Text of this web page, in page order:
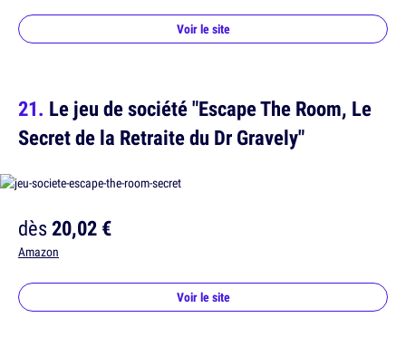
Voir le site
Le jeu de société "Escape The Room, Le
Secret de la Retraite du Dr Gravely"
dès20,02 €
Amazon
Voir le site